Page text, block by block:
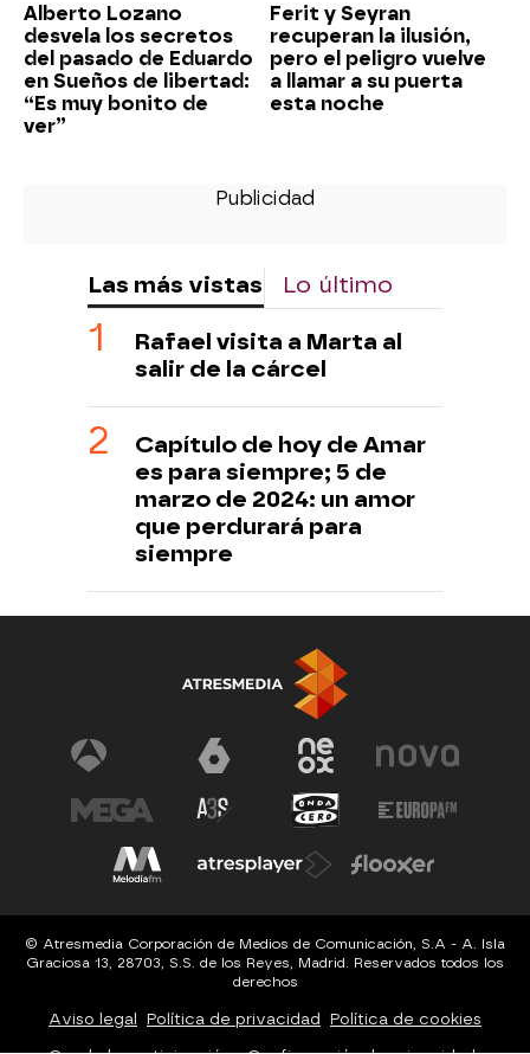
Alberto Lozano
desvela los secretos
del pasado de Eduardo
en Sueños de libertad:
“Es muy bonito de
ver”
Ferit y Seyran
recuperan la ilusión,
pero el peligro vuelve
a llamar a su puerta
esta noche
Las más vistas Lo último
Rafael visita a Marta al
salir de la cárcel
Capítulo de hoy de Amar
es para siempre; 5 de
marzo de 2024: un amor
que perdurará para
siempre
© Atresmedia Corporación de Medios de Comunicación, S.A - A. Isla
Graciosa 13, 28703, S.S. de los Reyes, Madrid. Reservados todos los
derechos
Aviso legal Política de privacidad Política de cookies